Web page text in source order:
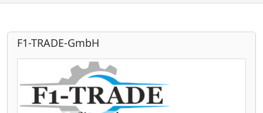
F1-TRADE-GmbH